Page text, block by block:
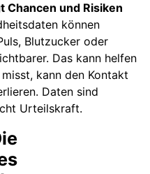
Chancen und Risiken
können
Blutzucker oder
Das kann helfen
kann den Kontakt
Daten sind
Urteilskraft.